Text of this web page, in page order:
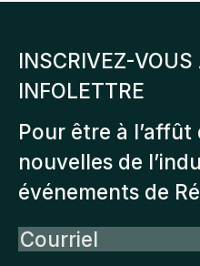
INSCRIVEZ-VOUS
INFOLETTRE
Pour être à l’affût
nouvelles de
événements de
Courriel